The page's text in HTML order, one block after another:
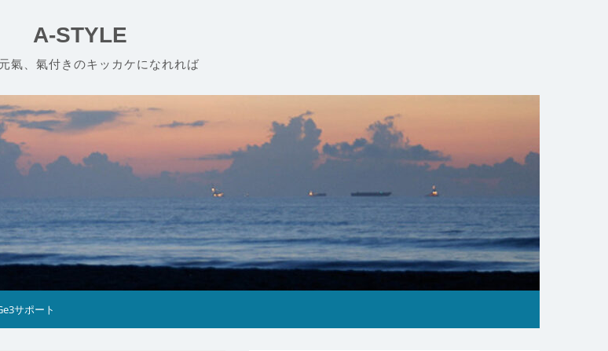
A-STYLE
氣、氣付きのキッカケになれれば
サポート